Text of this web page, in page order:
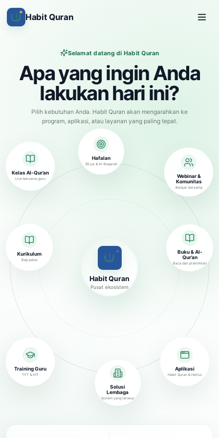
✦ Habit Quran
Selamat datang di Habit Quran
Apa yang ingin Anda
lakukan hari ini?
Pilih kebutuhan Anda. Habit Quran akan mengarahkan ke
program, aplikasi, atau layanan yang paling tepat.
✦
Habit Quran
Pusat ekosistem
Kelas Al-Qur’an
Live bersama guru
Hafalan
30 juz & Al-Baqarah
Buku & Al-
Qur’an
Baca dan praktikkan
Training Guru
TFT & IHT
Solusi
Lembaga
Sistem yang terukur
Kurikulum
Siap pakai
Aplikasi
Habit Quran & Hafizo
Webinar &
Komunitas
Belajar bersama